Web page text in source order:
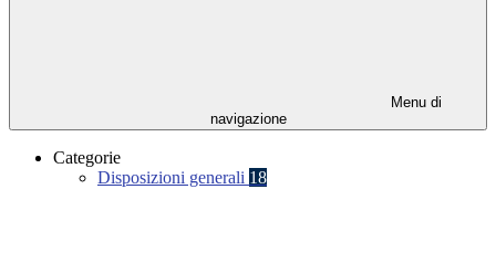
Menu di
navigazione
Categorie
Disposizioni generali 18